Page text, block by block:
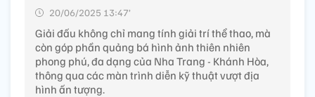
20/06/2025 13:47’
Giải đấu không chỉ mang tính giải trí thể thao, mà
còn góp phần quảng bá hình ảnh thiên nhiên
phong phú, đa dạng của Nha Trang - Khánh Hòa,
thông qua các màn trình diễn kỹ thuật vượt địa
hình ấn tượng.